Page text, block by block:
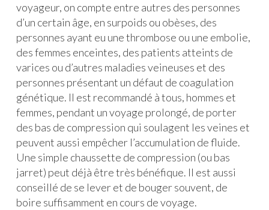
voyageur, on compte entre autres des personnes
d’un certain âge, en surpoids ou obèses, des
personnes ayant eu une thrombose ou une embolie,
des femmes enceintes, des patients atteints de
varices ou d’autres maladies veineuses et des
personnes présentant un défaut de coagulation
génétique. Il est recommandé à tous, hommes et
femmes, pendant un voyage prolongé, de porter
des bas de compression qui soulagent les veines et
peuvent aussi empêcher l’accumulation de fluide.
Une simple chaussette de compression (ou bas
jarret) peut déjà être très bénéfique. Il est aussi
conseillé de se lever et de bouger souvent, de
boire suffisamment en cours de voyage.